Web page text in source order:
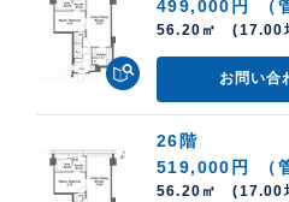
499,000円 （
56.20㎡ (17.00
お問い合
26階
519,000円
（
56.20㎡ (17.00